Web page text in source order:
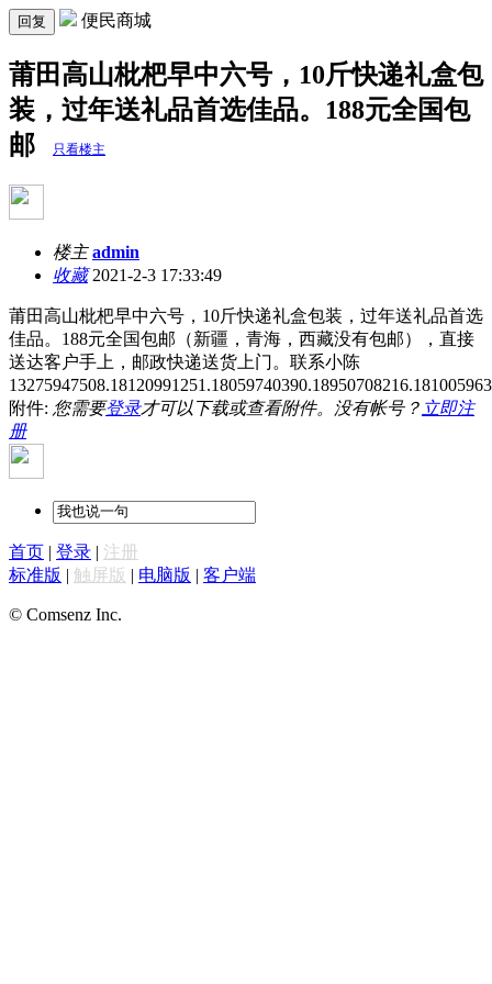
回复 便民商城
莆田高山枇杷早中六号，10斤快递礼盒包
装，过年送礼品首选佳品。188元全国包
邮
只看楼主
楼主 admin
收藏2021-2-3 17:33:49
莆田高山枇杷早中六号，10斤快递礼盒包装，过年送礼品首选
佳品。188元全国包邮（新疆，青海，西藏没有包邮），直接
送达客户手上，邮政快递送货上门。联系小陈
附件: 您需要登录才可以下载或查看附件。没有帐号？ 立即注
册
首页 | 登录 | 注册
标准版 | 触屏版 | 电脑版 | 客户端
© Comsenz Inc.